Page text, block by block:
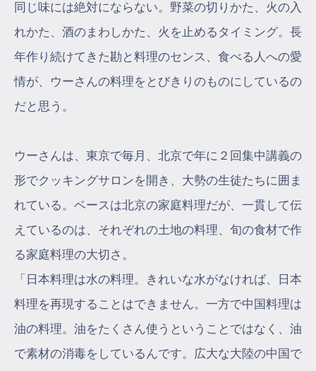
同じ味には絶対にならない。野菜の切りかた、火の入
れかた、酒のまわしかた、火を止めるタイミング。長
年作り続けてきた勘と料理のセンス、食べる人への愛
情が、ウーさんの料理をとびきりのものにしているの
だと思う。
ウーさんは、東京で毎月、北京で年に２回集中講義の
形でクッキングサロンを開き、大勢の生徒たちに囲ま
れている。ベースは北京の家庭料理だが、一貫して伝
えているのは、それぞれの土地の料理、旬の食材で作
る家庭料理の大切さ。
「日本料理は水の料理。きれいな水がなければ、日本
料理を再現することはできません。一方で中国料理は
油の料理。油をたくさん使うということではなく、油
で素材の消毒をしているんです。広大な大陸の中国で